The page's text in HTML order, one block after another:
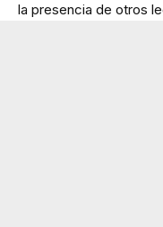
la presencia de otros